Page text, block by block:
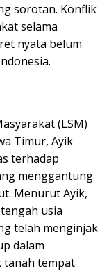
sorotan. Konflik
selama
nyata belum
(LSM)
Timur, Ayik
terhadap
menggantung
Menurut Ayik,
usia
telah menginjak
dalam
tanah tempat